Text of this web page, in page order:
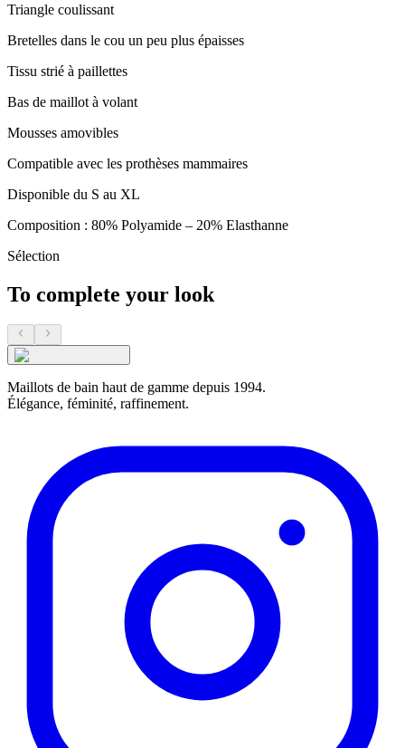
Triangle coulissant
Bretelles dans le cou un peu plus épaisses
Tissu strié à paillettes
Bas de maillot à volant
Mousses amovibles
Compatible avec les prothèses mammaires
Disponible du S au XL
Composition : 80% Polyamide – 20% Elasthanne
Sélection
To complete your look
Maillots de bain haut de gamme depuis 1994.
Élégance, féminité, raffinement.